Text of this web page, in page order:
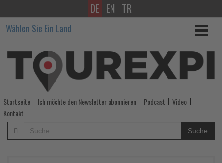
Fest
der
Freundschaft
im
Oberschlesischen
Landesmuseum
DE EN TR
Wählen Sie Ein Land
Startseite Ich möchte den Newsletter abonnieren Podcast
Video
Kontakt
Suche